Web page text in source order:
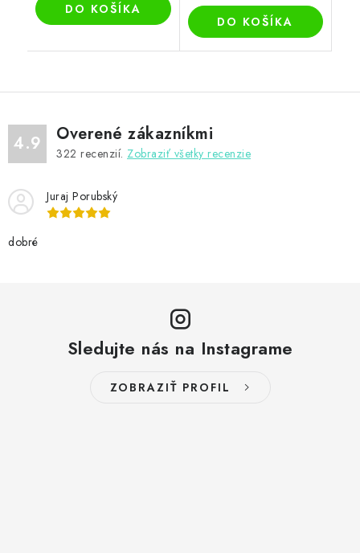
DO KOŠÍKA
DO KOŠÍKA
4.9 Overené zákazníkmi
322 recenzií. Zobraziť všetky recenzie
Juraj Porubský
dobré
Sledujte nás na Instagrame
ZOBRAZIŤ PROFIL